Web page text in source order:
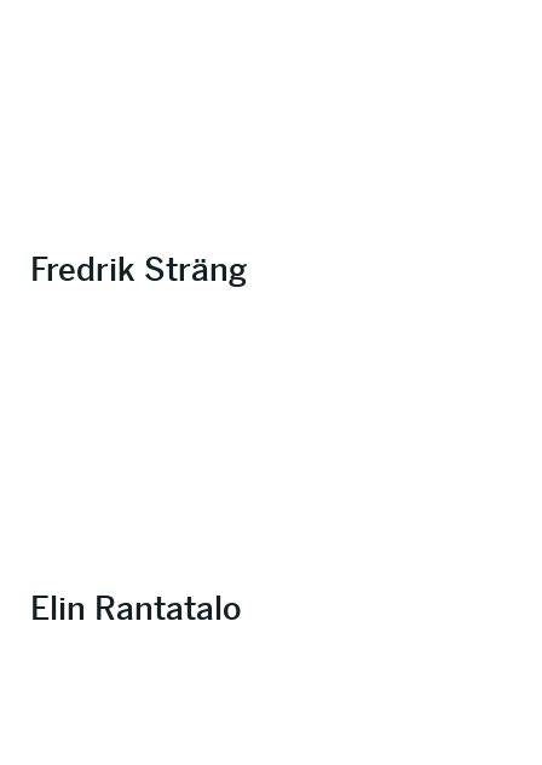
Fredrik Sträng
Elin Rantatalo